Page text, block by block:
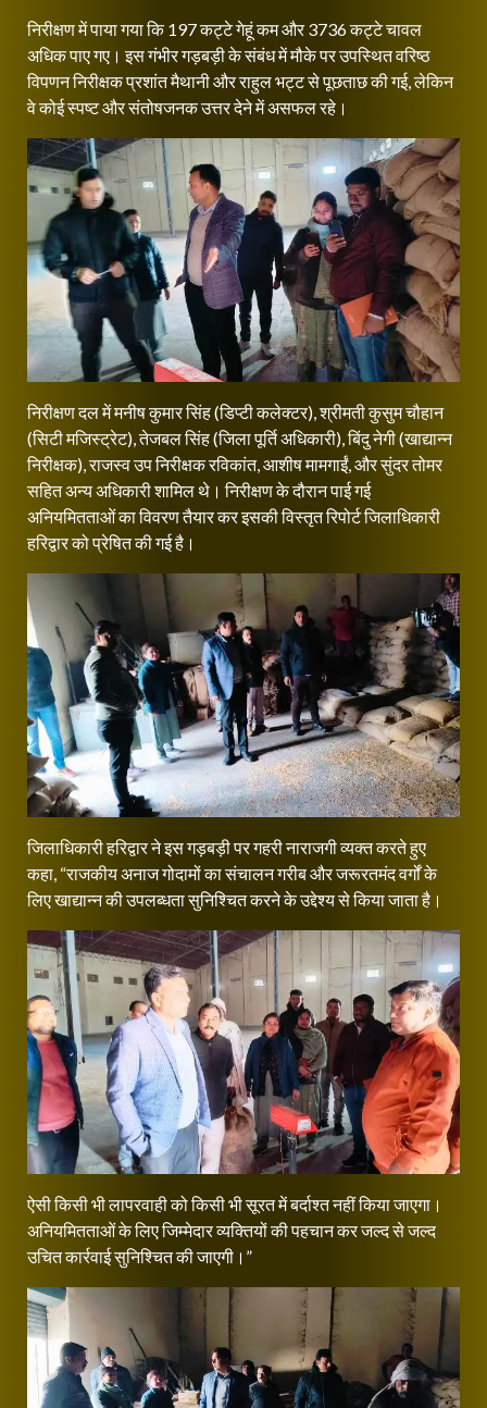
निरीक्षण में पाया गया कि 197 कट्टे गेहूं कम और 3736 कट्टे चावल
अधिक पाए गए। इस गंभीर गड़बड़ी के संबंध में मौके पर उपस्थित वरिष्ठ
विपणन निरीक्षक प्रशांत मैथानी और राहुल भट्ट से पूछताछ की गई, लेकिन
वे कोई स्पष्ट और संतोषजनक उत्तर देने में असफल रहे।
निरीक्षण दल में मनीष कुमार सिंह (डिप्टी कलेक्टर), श्रीमती कुसुम चौहान
(सिटी मजिस्ट्रेट), तेजबल सिंह (जिला पूर्ति अधिकारी), बिंदु नेगी (खाद्यान्न
निरीक्षक), राजस्व उप निरीक्षक रविकांत, आशीष मामगाईं, और सुंदर तोमर
सहित अन्य अधिकारी शामिल थे। निरीक्षण के दौरान पाई गई
अनियमितताओं का विवरण तैयार कर इसकी विस्तृत रिपोर्ट जिलाधिकारी
हरिद्वार को प्रेषित की गई है।
जिलाधिकारी हरिद्वार ने इस गड़बड़ी पर गहरी नाराजगी व्यक्त करते हुए
कहा, “राजकीय अनाज गोदामों का संचालन गरीब और जरूरतमंद वर्गों के
लिए खाद्यान्न की उपलब्धता सुनिश्चित करने के उद्देश्य से किया जाता है।
ऐसी किसी भी लापरवाही को किसी भी सूरत में बर्दाश्त नहीं किया जाएगा।
अनियमितताओं के लिए जिम्मेदार व्यक्तियों की पहचान कर जल्द से जल्द
उचित कार्रवाई सुनिश्चित की जाएगी।”